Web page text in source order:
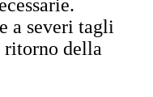
a severi tagli
della